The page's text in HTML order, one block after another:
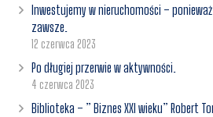
Inwestujemy w nieruchomości –
zawsze.
12 czerwca 2023
Po długiej przerwie w aktywności.
4 czerwca 2023
Biblioteka – ” Biznes XXI wieku” Robert